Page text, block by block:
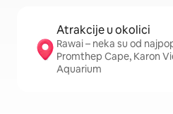
Atrakcije u okolici
Rawai – neka su od
Promthep Cape, Karon
Aquarium